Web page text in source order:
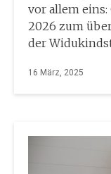
vor allem eins:
2026 zum
der
16 März, 2025